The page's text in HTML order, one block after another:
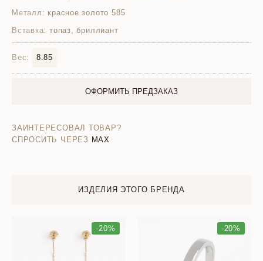
Металл: красное золото 585
Вставка: топаз, бриллиант
Вес: 8.85
ОФОРМИТЬ ПРЕДЗАКАЗ
ЗАИНТЕРЕСОВАЛ ТОВАР?
СПРОСИТЬ ЧЕРЕЗ MAX
ИЗДЕЛИЯ ЭТОГО БРЕНДА
-20% -20%